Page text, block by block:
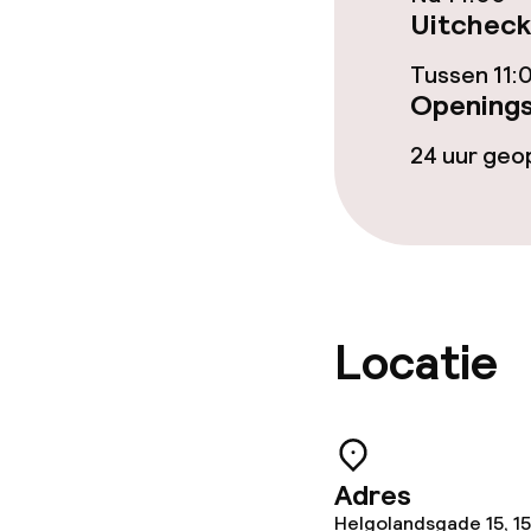
Wasservice
Overal rookvrij
Tussen
24 uur
Locatie
Adres
Helgolandsgade 15, 15